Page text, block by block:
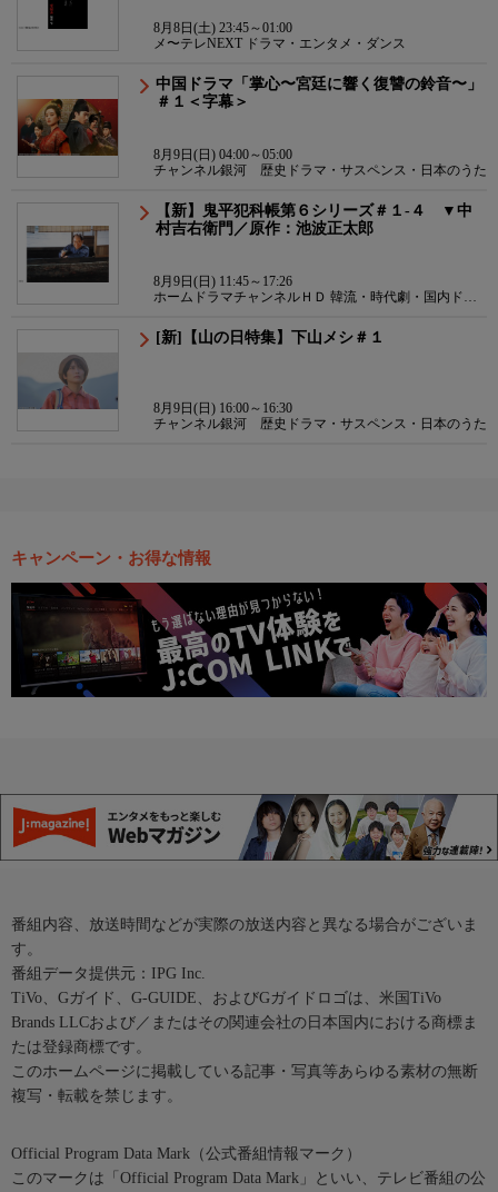
8月8日(土) 23:45～01:00
メ〜テレNEXT ドラマ・エンタメ・ダンス
中国ドラマ「掌心〜宮廷に響く復讐の鈴音〜」
＃１＜字幕＞
8月9日(日) 04:00～05:00
チャンネル銀河 歴史ドラマ・サスペンス・日本のうた
【新】鬼平犯科帳第６シリーズ＃１-４ ▼中
村吉右衛門／原作：池波正太郎
8月9日(日) 11:45～17:26
ホームドラマチャンネルＨＤ 韓流・時代劇・国内ドラ
[新]【山の日特集】下山メシ＃１
8月9日(日) 16:00～16:30
チャンネル銀河 歴史ドラマ・サスペンス・日本のうた
キャンペーン・お得な情報
番組内容、放送時間などが実際の放送内容と異なる場合がございま
す。
番組データ提供元：IPG Inc.
TiVo、Gガイド、G-GUIDE、およびGガイドロゴは、米国TiVo
Brands LLCおよび／またはその関連会社の日本国内における商標ま
たは登録商標です。
このホームページに掲載している記事・写真等あらゆる素材の無断
複写・転載を禁じます。
Official Program Data Mark（公式番組情報マーク）
このマークは「Official Program Data Mark」といい、テレビ番組の公